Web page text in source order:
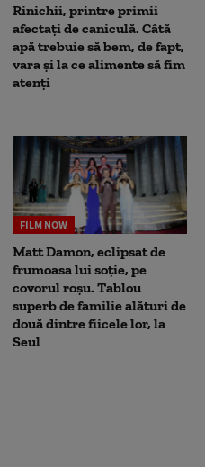
Rinichii, printre primii
afectați de caniculă. Câtă
apă trebuie să bem, de fapt,
vara și la ce alimente să fim
atenți
FILM NOW
Matt Damon, eclipsat de
frumoasa lui soție, pe
covorul roșu. Tablou
superb de familie alături de
două dintre fiicele lor, la
Seul